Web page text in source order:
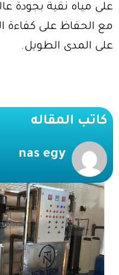
على مياه نقية بجودة
مع الحفاظ على كفاءة
على المدى الطويل.
كاتب المقاله
nas egy